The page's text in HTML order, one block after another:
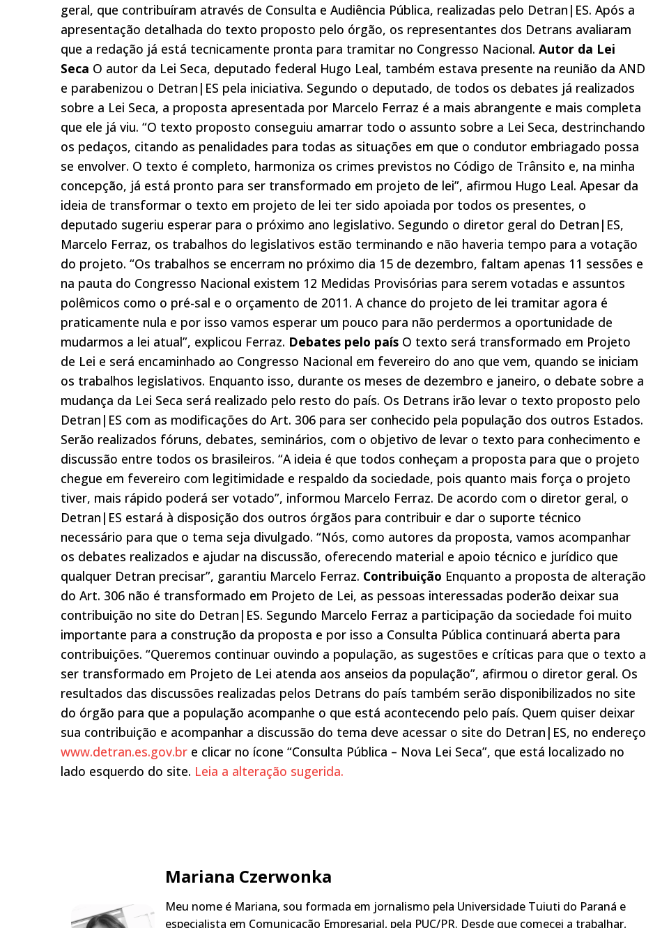
geral, que contribuíram através de Consulta e Audiência Pública, realizadas pelo Detran|ES. Após a
apresentação detalhada do texto proposto pelo órgão, os representantes dos Detrans avaliaram
que a redação já está tecnicamente pronta para tramitar no Congresso Nacional. Autor da Lei
Seca O autor da Lei Seca, deputado federal Hugo Leal, também estava presente na reunião da AND
e parabenizou o Detran|ES pela iniciativa. Segundo o deputado, de todos os debates já realizados
sobre a Lei Seca, a proposta apresentada por Marcelo Ferraz é a mais abrangente e mais completa
que ele já viu. “O texto proposto conseguiu amarrar todo o assunto sobre a Lei Seca, destrinchando
os pedaços, citando as penalidades para todas as situações em que o condutor embriagado possa
se envolver. O texto é completo, harmoniza os crimes previstos no Código de Trânsito e, na minha
concepção, já está pronto para ser transformado em projeto de lei”, afirmou Hugo Leal. Apesar da
ideia de transformar o texto em projeto de lei ter sido apoiada por todos os presentes, o
deputado sugeriu esperar para o próximo ano legislativo. Segundo o diretor geral do Detran|ES,
Marcelo Ferraz, os trabalhos do legislativos estão terminando e não haveria tempo para a votação
do projeto. “Os trabalhos se encerram no próximo dia 15 de dezembro, faltam apenas 11 sessões e
na pauta do Congresso Nacional existem 12 Medidas Provisórias para serem votadas e assuntos
polêmicos como o pré-sal e o orçamento de 2011. A chance do projeto de lei tramitar agora é
praticamente nula e por isso vamos esperar um pouco para não perdermos a oportunidade de
mudarmos a lei atual”, explicou Ferraz. Debates pelo país O texto será transformado em Projeto
de Lei e será encaminhado ao Congresso Nacional em fevereiro do ano que vem, quando se iniciam
os trabalhos legislativos. Enquanto isso, durante os meses de dezembro e janeiro, o debate sobre a
mudança da Lei Seca será realizado pelo resto do país. Os Detrans irão levar o texto proposto pelo
Detran|ES com as modificações do Art. 306 para ser conhecido pela população dos outros Estados.
Serão realizados fóruns, debates, seminários, com o objetivo de levar o texto para conhecimento e
discussão entre todos os brasileiros. “A ideia é que todos conheçam a proposta para que o projeto
chegue em fevereiro com legitimidade e respaldo da sociedade, pois quanto mais força o projeto
tiver, mais rápido poderá ser votado”, informou Marcelo Ferraz. De acordo com o diretor geral, o
Detran|ES estará à disposição dos outros órgãos para contribuir e dar o suporte técnico
necessário para que o tema seja divulgado. “Nós, como autores da proposta, vamos acompanhar
os debates realizados e ajudar na discussão, oferecendo material e apoio técnico e jurídico que
qualquer Detran precisar”, garantiu Marcelo Ferraz. Contribuição Enquanto a proposta de alteração
do Art. 306 não é transformado em Projeto de Lei, as pessoas interessadas poderão deixar sua
contribuição no site do Detran|ES. Segundo Marcelo Ferraz a participação da sociedade foi muito
importante para a construção da proposta e por isso a Consulta Pública continuará aberta para
contribuições. “Queremos continuar ouvindo a população, as sugestões e críticas para que o texto a
ser transformado em Projeto de Lei atenda aos anseios da população”, afirmou o diretor geral. Os
resultados das discussões realizadas pelos Detrans do país também serão disponibilizados no site
do órgão para que a população acompanhe o que está acontecendo pelo país. Quem quiser deixar
sua contribuição e acompanhar a discussão do tema deve acessar o site do Detran|ES, no endereço
www.detran.es.gov.br e clicar no ícone “Consulta Pública – Nova Lei Seca”, que está localizado no
lado esquerdo do site. Leia a alteração sugerida.
Mariana Czerwonka
Meu nome é Mariana, sou formada em jornalismo pela Universidade Tuiuti do Paraná e
especialista em Comunicação Empresarial, pela PUC/PR. Desde que comecei a trabalhar,